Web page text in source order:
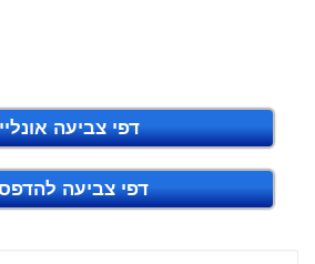
דפי צביעה
דפי צביעה